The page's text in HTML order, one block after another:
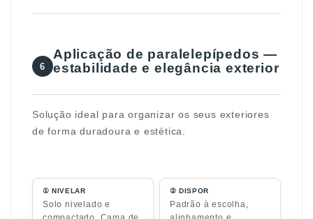
6
Aplicação de paralelepípedos —
estabilidade e elegância exterior
Solução ideal para organizar os seus exteriores
de forma duradoura e estética.
① NIVELAR
Solo nivelado e
② DISPOR
Padrão à escolha,